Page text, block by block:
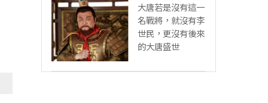
大唐若是沒有這一
名戰將，就沒有李
世民，更沒有後來
的大唐盛世